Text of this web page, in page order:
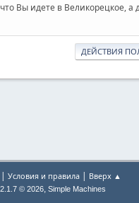
Вы идете в Великорецкое, а
ДЕЙСТВИЯ
| Условия и правила | Вверх ▲
© 2026, Simple Machines